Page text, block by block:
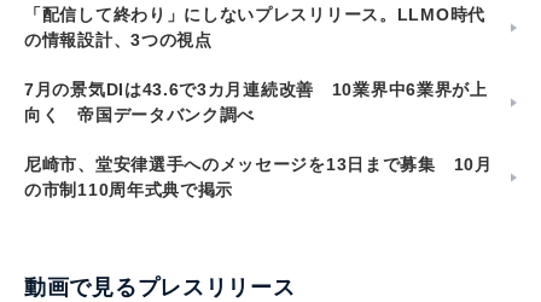
「配信して終わり」にしないプレスリリース。LLMO時代
の情報設計、3つの視点
7月の景気DIは43.6で3カ月連続改善 10業界中6業界が上
向く 帝国データバンク調べ
尼崎市、堂安律選手へのメッセージを13日まで募集 10月
の市制110周年式典で掲示
動画で見るプレスリリース